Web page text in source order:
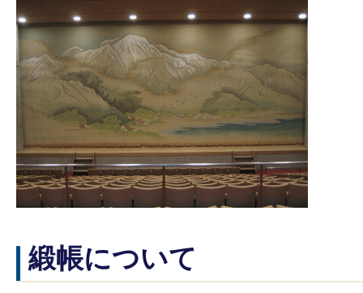
緞帳について